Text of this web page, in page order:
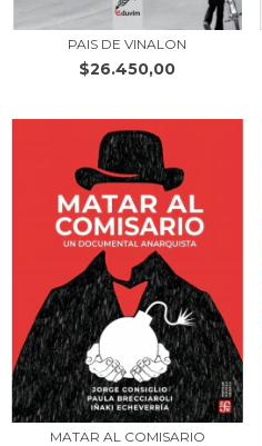
PAIS DE VINALON
$26.450,00
MATAR AL COMISARIO